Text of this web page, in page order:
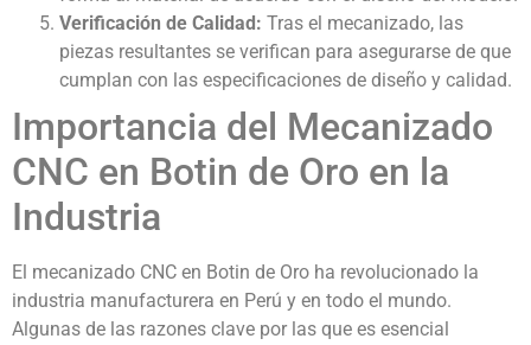
Verificación de Calidad: Tras el mecanizado, las
piezas resultantes se verifican para asegurarse de que
cumplan con las especificaciones de diseño y calidad.
Importancia del Mecanizado
CNC en Botin de Oro en la
Industria
El mecanizado CNC en Botin de Oro ha revolucionado la
industria manufacturera en Perú y en todo el mundo.
Algunas de las razones clave por las que es esencial